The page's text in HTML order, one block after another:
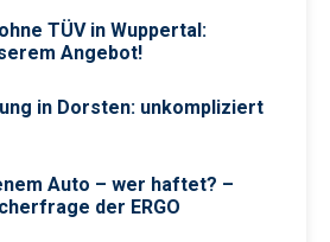
TÜV in Wuppertal:
Angebot!
in Dorsten: unkompliziert
Auto – wer haftet? –
der ERGO